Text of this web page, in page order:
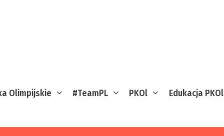
Olimpijskie #TeamPL PKOl Edukacja PKOl